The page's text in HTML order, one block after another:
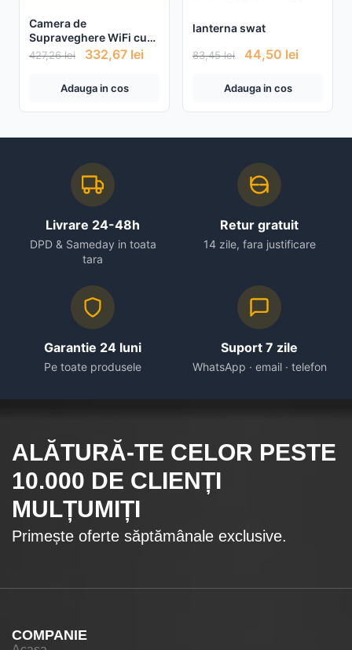
Camera de
Supraveghere WiFi cu
panou Solar, 4MP +
Card de memorie 32gb
427,26lei 332,67 lei
Adauga in cos
lanterna swat
83,45lei 44,50 lei
Adauga in cos
Livrare 24-48h
DPD & Sameday in toata
tara
Retur gratuit
14 zile, fara justificare
Garantie 24 luni
Pe toate produsele
Suport 7 zile
WhatsApp · email · telefon
ALĂTURĂ-TE CELOR PESTE
10.000 DE CLIENȚI
MULȚUMIȚI
Primește oferte săptămânale exclusive.
COMPANIE